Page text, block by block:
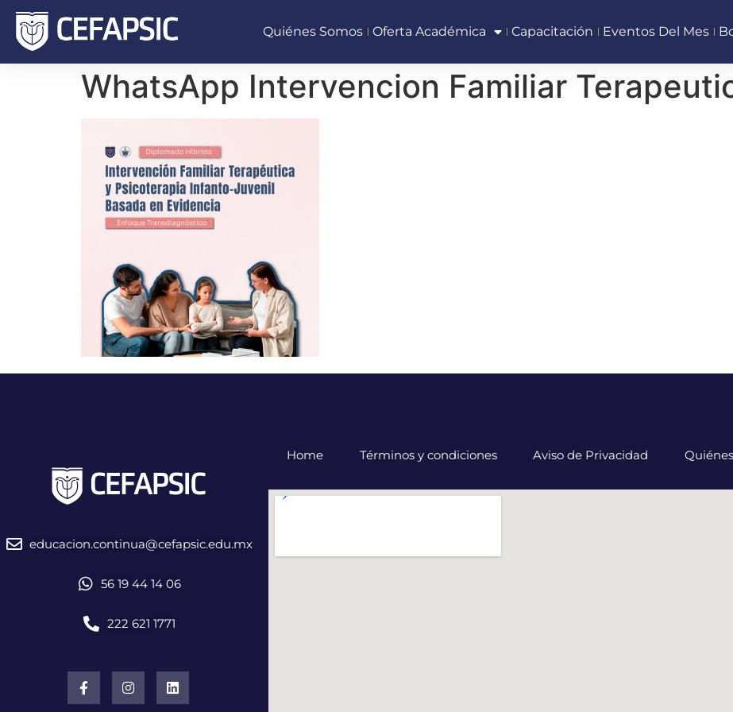
Quiénes Somos Oferta Académica Capacitación Eventos Del Mes
WhatsApp Intervencion Familiar
educacion.continua@cefapsic.edu.mx
56 19 44 14 06
222 621 1771
Home Términos y condiciones Aviso de Privacidad